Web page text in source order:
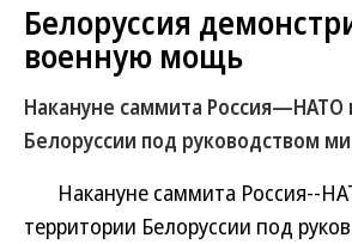
Белоруссия
военную мощь
Накануне саммита Россия—НАТО
Белоруссии под руководством
Накануне саммита Россия--
территории Белоруссии под